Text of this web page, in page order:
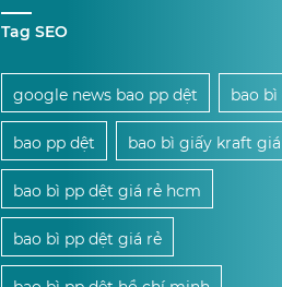
Tag SEO
google news bao pp dệt bao
bao pp dệt bao bì giấy kraft
bao bì pp dệt giá rẻ hcm
bao bì pp dệt giá rẻ